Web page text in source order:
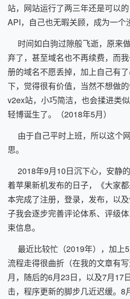
站，网站运行了两三年还是可以
API，自己也无暇关顾，成为一个
时间如白驹过隙般飞逝，原来
弃了，甚至域名也不再续费，而
册的域名不愿丢掉，加上自己有
下，觉得很有价值，当然不想做
v2ex站，小巧简洁，也会揉进类
轻博诞生了。（2018年5月）
由于自己平时上班，所以这个
思。
2018年9月10日沉下心，安静
着苹果新机发布的日子，《大家
本完成了注册，登录，发布，以
子我会逐步完善评论体系、评级
束信息。
最近比较忙（2019年），加上
流程走得很曲折（在我的文章有
月，随后的6月23日，以及7月17
击，程序更新的脚步几近迟缓。8